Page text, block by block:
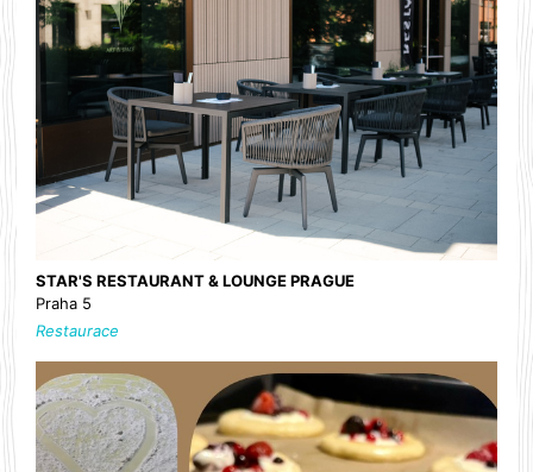
STAR'S RESTAURANT & LOUNGE PRAGUE
Praha 5
Restaurace